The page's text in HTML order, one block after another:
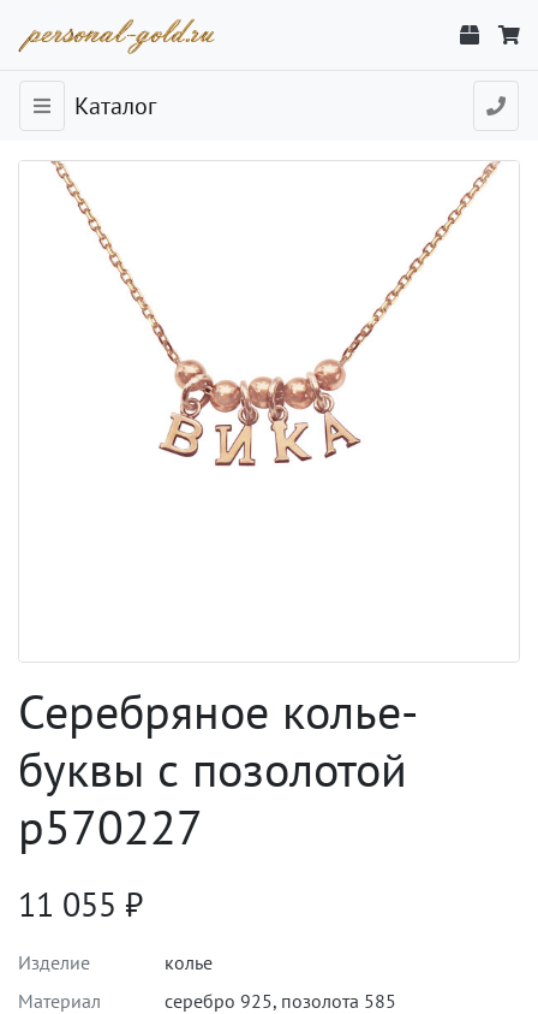
Каталог
Серебряное колье-
буквы с позолотой
p570227
11 055 ₽
Изделие
колье
Материал
серебро 925, позолота 585